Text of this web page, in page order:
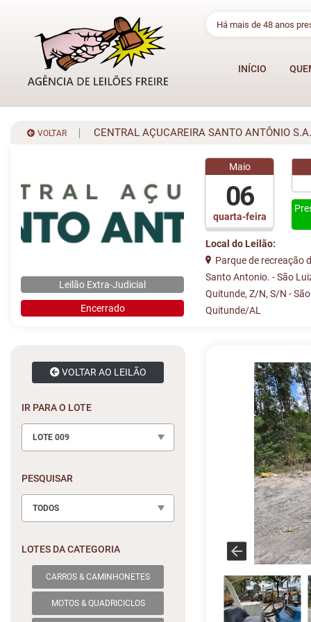
Há mais de 48 anos
INÍCIO
VOLTAR CENTRAL AÇUCAREIRA SANTO ANTÔNIO S.A.
Leilão Extra-Judicial
Encerrado
quarta-feira
Maio
06
Local do Leilão:
Parque de recreação
Santo Antonio. - São
Quitunde, Z/N, S/N -
Quitunde/AL
VOLTAR AO LEILÃO
IR PARA O LOTE
LOTE 009
PESQUISAR
TODOS
LOTES DA CATEGORIA
CARROS & CAMINHONETES
MOTOS & QUADRICICLOS